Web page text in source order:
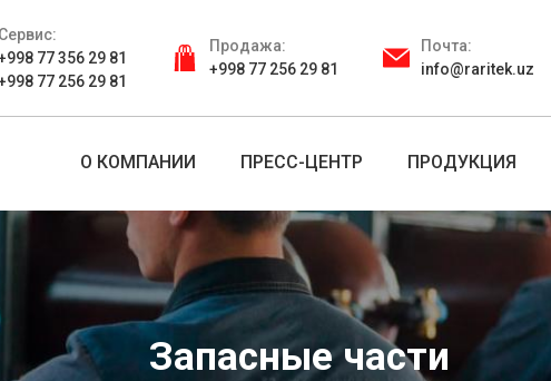
Сервис:
77 356 29 81
77 256 29 81
Продажа:
+998 77 256 29 81
Почта:
info@raritek.uz
О КОМПАНИИ ПРЕСС-ЦЕНТР ПРОДУКЦИЯ
Запасные части